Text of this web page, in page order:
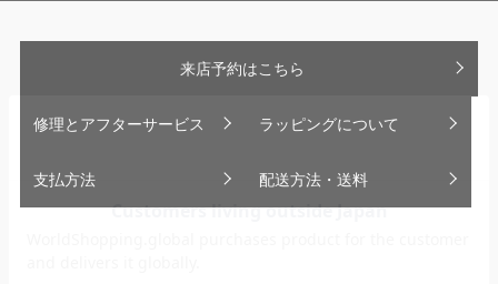
来店予約はこちら
修理とアフターサービス ラッピングについて
支払方法 配送方法・送料